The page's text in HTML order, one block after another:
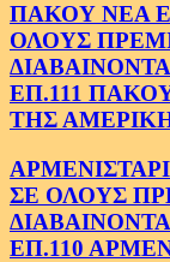
ΠΑΚΟΥ ΝΕΑ
ΟΛΟΥΣ
ΕΠ.111
ΤΗΣ
ΣΕ ΟΛΟΥΣ
ΕΠ.110